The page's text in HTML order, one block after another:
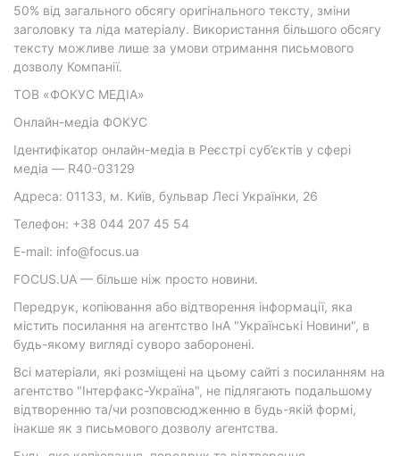
50% від загального обсягу оригінального тексту, зміни
заголовку та ліда матеріалу. Використання більшого обсягу
тексту можливе лише за умови отримання письмового
дозволу Компанії.
ТОВ «ФОКУС МЕДІА»
Онлайн-медіа ФОКУС
Ідентифікатор онлайн-медіа в Реєстрі суб’єктів у сфері
медіа — R40-03129
Адреса: 01133, м. Київ, бульвар Лесі Українки, 26
Телефон: +38 044 207 45 54
E-mail: info@focus.ua
FOCUS.UA — більше ніж просто новини.
Передрук, копіювання або відтворення інформації, яка
містить посилання на агентство ІнА "Українські Новини", в
будь-якому вигляді суворо заборонені.
Всі матеріали, які розміщені на цьому сайті з посиланням на
агентство "Інтерфакс-Україна", не підлягають подальшому
відтворенню та/чи розповсюдженню в будь-якій формі,
інакше як з письмового дозволу агентства.